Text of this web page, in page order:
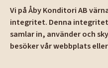
Vi på Åby Konditori AB
integritet. Denna
samlar in, använder och
besöker vår webbplats